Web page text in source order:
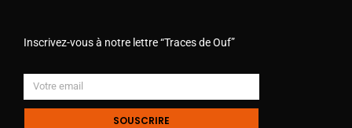
Inscrivez-vous à notre lettre “Traces de Ouf”
SOUSCRIRE